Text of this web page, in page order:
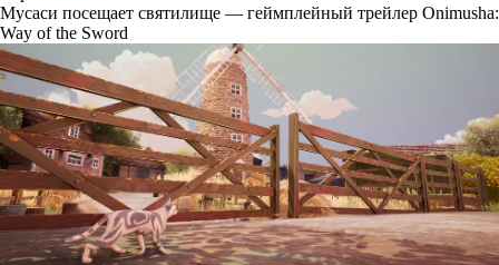
Мусаси посещает святилище — геймплейный трейлер Onimusha:
Way of the Sword